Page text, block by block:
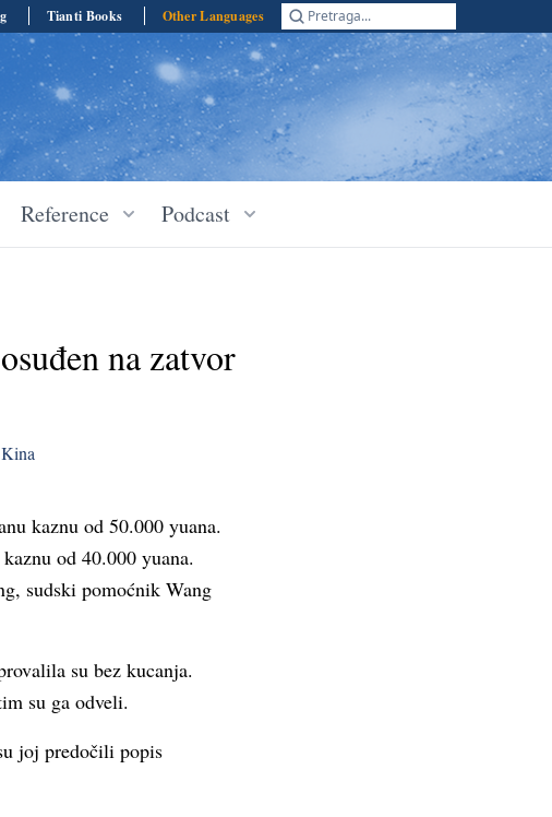
Tianti Books Other Languages Pretraga...
Reference Podcast
na zatvor
kaznu od 50.000 yuana.
od 40.000 yuana.
sudski pomoćnik Wang
su bez kucanja.
su ga odveli.
joj predočili popis